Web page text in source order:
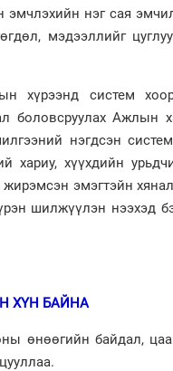
эмчлэхийн нэг сая
мэдээллийг
хүрээнд систем
боловсруулах Ажлын
нэгдсэн
хүүхдийн
жирэмсэн эмэгтэйн
шилжүүлэн нээхэд
ХҮН БАЙНА
өнөөгийн байдал,